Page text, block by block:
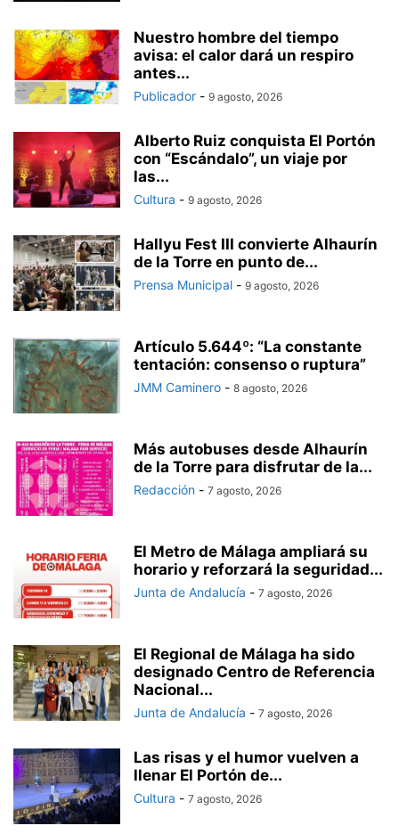
Nuestro hombre del tiempo
avisa: el calor dará un respiro
antes...
Publicador - 9 agosto, 2026
Alberto Ruiz conquista El Portón
con “Escándalo”, un viaje por
las...
Cultura - 9 agosto, 2026
Hallyu Fest III convierte Alhaurín
de la Torre en punto de...
Prensa Municipal - 9 agosto, 2026
Artículo 5.644º: “La constante
tentación: consenso o ruptura”
JMM Caminero - 8 agosto, 2026
Más autobuses desde Alhaurín
de la Torre para disfrutar de la...
Redacción - 7 agosto, 2026
El Metro de Málaga ampliará su
horario y reforzará la seguridad...
Junta de Andalucía - 7 agosto, 2026
El Regional de Málaga ha sido
designado Centro de Referencia
Nacional...
Junta de Andalucía - 7 agosto, 2026
Las risas y el humor vuelven a
llenar El Portón de...
Cultura - 7 agosto, 2026